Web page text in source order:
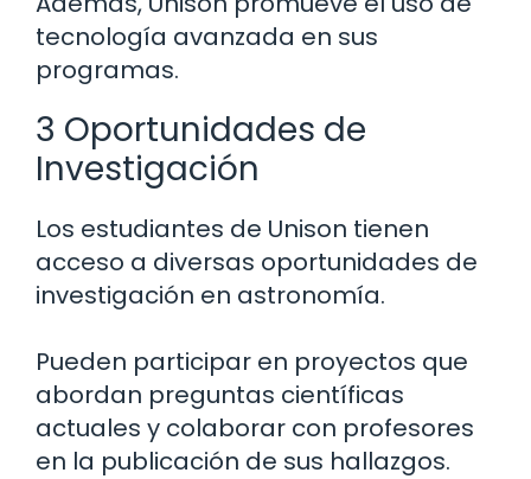
tecnología avanzada en sus
programas.
3 Oportunidades de
Investigación
Los estudiantes de Unison tienen
acceso a diversas oportunidades de
investigación en astronomía.
Pueden participar en proyectos que
abordan preguntas científicas
actuales y colaborar con profesores
en la publicación de sus hallazgos.